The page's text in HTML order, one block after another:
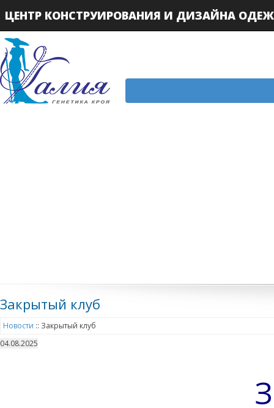
ЦЕНТР КОНСТРУИРОВАНИЯ И ДИЗАЙНА
Закрытый клуб
Новости :: Закрытый клуб
04.08.2025